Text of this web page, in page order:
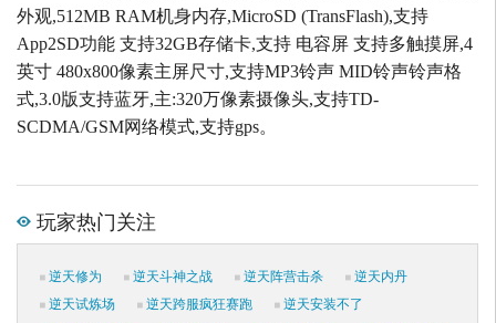
外观,512MB RAM机身内存,MicroSD (TransFlash),支持
App2SD功能 支持32GB存储卡,支持 电容屏 支持多触摸屏,4
英寸 480x800像素主屏尺寸,支持MP3铃声 MID铃声铃声格
式,3.0版支持蓝牙,主:320万像素摄像头,支持TD-
SCDMA/GSM网络模式,支持gps。
玩家热门关注
逆天修为 逆天斗神之战 逆天阵营击杀
逆天内丹
逆天试炼场
逆天跨服疯狂赛跑
逆天安装不了